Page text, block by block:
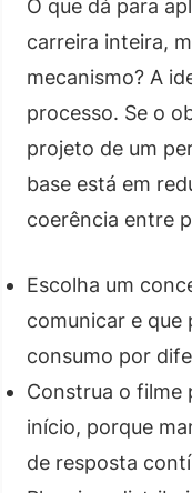
O que dá para
carreira inteira,
mecanismo? A
processo. Se o
projeto de um
base está em
coerência entre
Escolha um
comunicar e que
consumo por
Construa o filme
início, porque
de resposta